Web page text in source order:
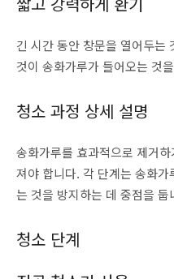
긴 시간 동안 창문을 열어두는
것이 송화가루가 들어오는 것
청소 과정 상세 설명
송화가루를 효과적으로 제거
져야 합니다. 각 단계는 송화
는 것을 방지하는 데 중점을 둡
청소 단계